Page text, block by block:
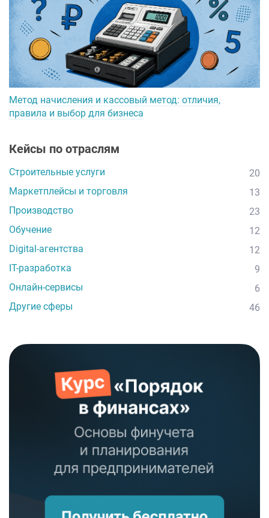
Метод начисления и кассовый метод: отличия,
правила и выбор для бизнеса
Кейсы по отраслям
Строительные услуги
20
Маркетплейсы и торговля
13
Производство
23
Обучение
12
Digital-агентства
12
IT-разработка
9
Онлайн-сервисы
6
Другие сферы
46